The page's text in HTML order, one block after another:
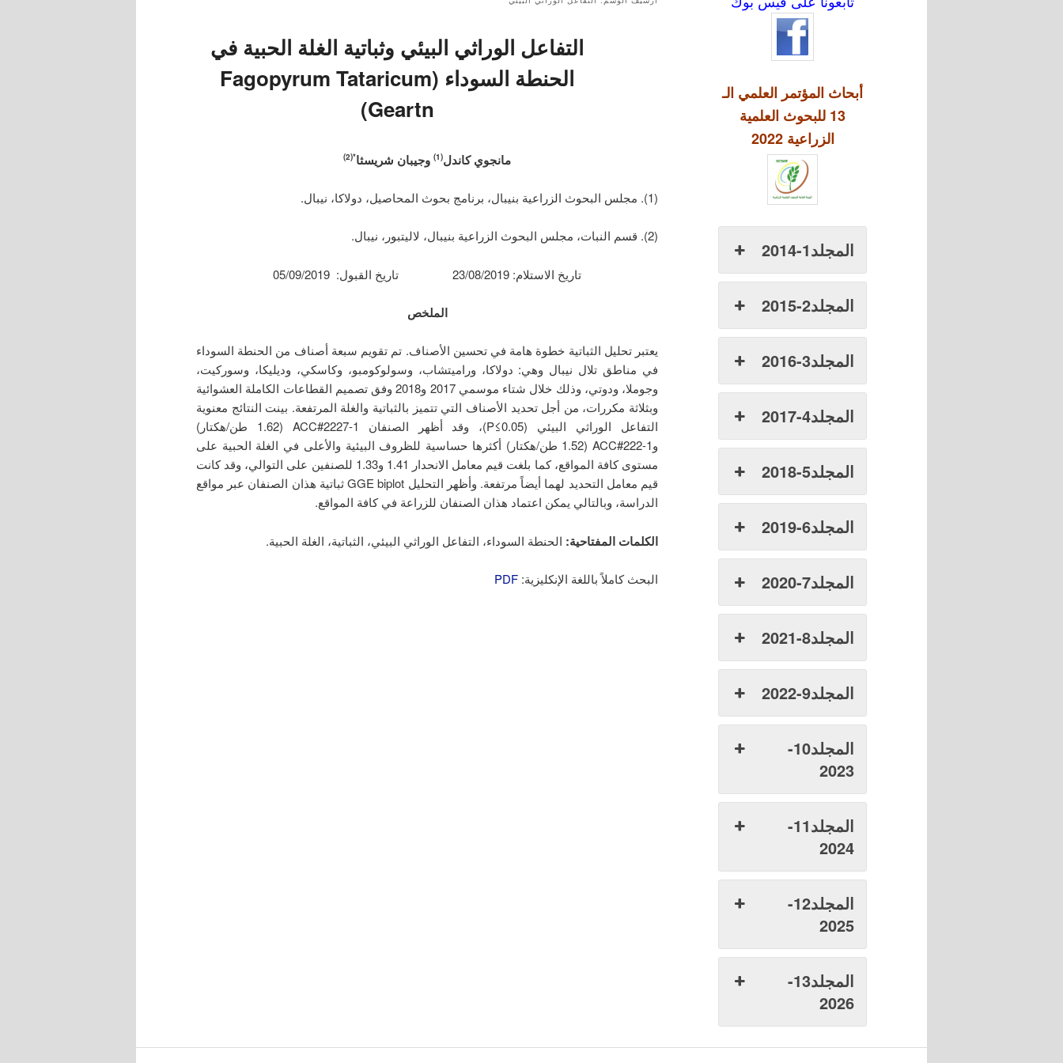
التفاعل الوراثي البيئي وثباتية الغلة الحبية في
الحنطة السوداء (Fagopyrum Tataricum
Geartn)
مانجوي كاندل(1) وجيبان شريسثا*(2)
(1). مجلس البحوث الزراعية بنيبال، برنامج بحوث المحاصيل، دولاكا، نيبال.
(2). قسم النبات، مجلس البحوث الزراعية بنيبال، لاليتبور، نيبال.
تاريخ الاستلام: 23/08/2019 تاريخ القبول: 05/09/2019
الملخص
يعتبر تحليل الثباتية خطوة هامة في تحسين الأصناف. تم تقويم سبعة أصناف من الحنطة السوداء
في مناطق تلال نيبال وهي: دولاكا، وراميتشاب، وسولوكومبو، وكاسكي، وديليكا، وسوركيت،
وجوملا، ودوتي، وذلك خلال شتاء موسمي 2017 و2018 وفق تصميم القطاعات الكاملة العشوائية
وبثلاثة مكررات، من أجل تحديد الأصناف التي تتميز بالثباتية والغلة المرتفعة. بينت النتائج معنوية
التفاعل الوراثي البيئي (P≤0.05)، وقد أظهر الصنفان ACC#2227-1 (1.62 طن/هكتار)
وACC#222-1 (1.52 طن/هكتار) أكثرها حساسية للظروف البيئية والأعلى في الغلة الحبية على
مستوى كافة المواقع، كما بلغت قيم معامل الانحدار 1.41 و1.33 للصنفين على التوالي، وقد كانت
قيم معامل التحديد لهما أيضاً مرتفعة. وأظهر التحليل GGE biplot ثباتية هذان الصنفان عبر مواقع
الدراسة، وبالتالي يمكن اعتماد هذان الصنفان للزراعة في كافة المواقع.
الكلمات المفتاحية: الحنطة السوداء، التفاعل الوراثي البيئي، الثباتية، الغلة الحبية.
البحث كاملاً باللغة الإنكليزية: PDF
أبحاث المؤتمر العلمي الـ
13 للبحوث العلمية
الزراعية 2022
المجلد1-2014
المجلد2-2015
المجلد3-2016
المجلد4-2017
المجلد5-2018
المجلد6-2019
المجلد7-2020
المجلد8-2021
المجلد9-2022
المجلد10-
2023
المجلد11-
2024
المجلد12-
2025
المجلد13-
2026